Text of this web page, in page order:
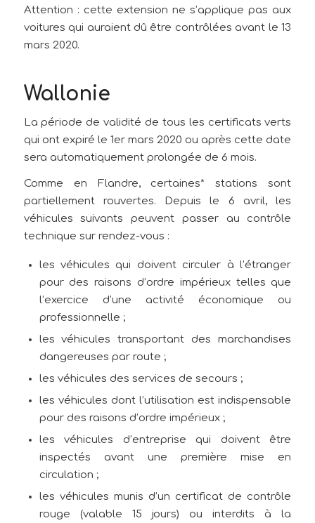
Attention : cette extension ne s’applique pas aux
voitures qui auraient dû être contrôlées avant le 13
mars 2020.
Wallonie
La période de validité de tous les certificats verts
qui ont expiré le 1er mars 2020 ou après cette date
sera automatiquement prolongée de 6 mois.
Comme en Flandre, certaines* stations sont
partiellement rouvertes. Depuis le 6 avril, les
véhicules suivants peuvent passer au contrôle
technique sur rendez-vous :
les véhicules qui doivent circuler à l’étranger
pour des raisons d’ordre impérieux telles que
l’exercice d’une activité économique ou
professionnelle ;
les véhicules transportant des marchandises
dangereuses par route ;
les véhicules des services de secours ;
les véhicules dont l’utilisation est indispensable
pour des raisons d’ordre impérieux ;
les véhicules d’entreprise qui doivent être
inspectés avant une première mise en
circulation ;
les véhicules munis d’un certificat de contrôle
rouge (valable 15 jours) ou interdits à la